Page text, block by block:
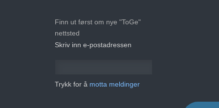
Finn ut først om nye "ToGe"
nettsted
Skriv inn e-postadressen
Trykk for å motta meldinger